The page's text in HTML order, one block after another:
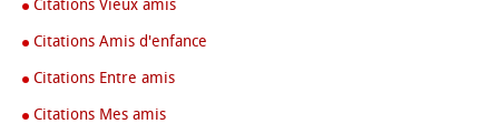
Citations Vieux amis
Citations Amis d'enfance
Citations Entre amis
Citations Mes amis